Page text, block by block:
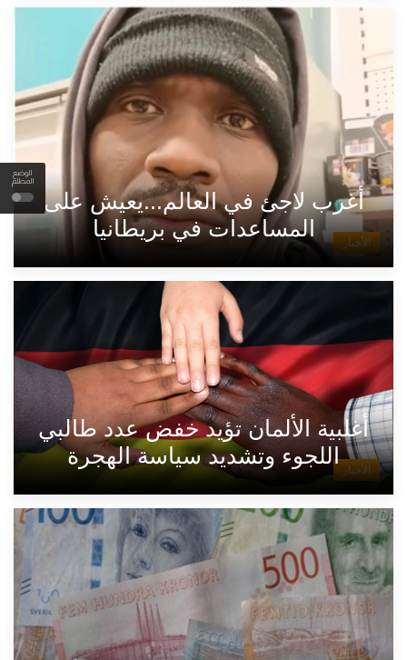
الوضع
المظلم
الأخبار
أغرب لاجئ في العالم...يعيش على
المساعدات في بريطانيا
الأخبار
أغلبية الألمان تؤيد خفض عدد طالبي
اللجوء وتشديد سياسة الهجرة